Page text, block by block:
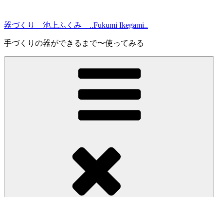
テ
ン
ツ
へ
器づくり 池上ふくみ ..Fukumi Ikegami..
手づくりの器ができるまで〜使ってみる